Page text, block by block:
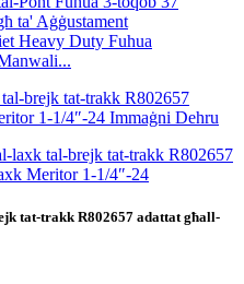
Heavy Duty Fuhua
tat-trakk R802657 adattat għall-